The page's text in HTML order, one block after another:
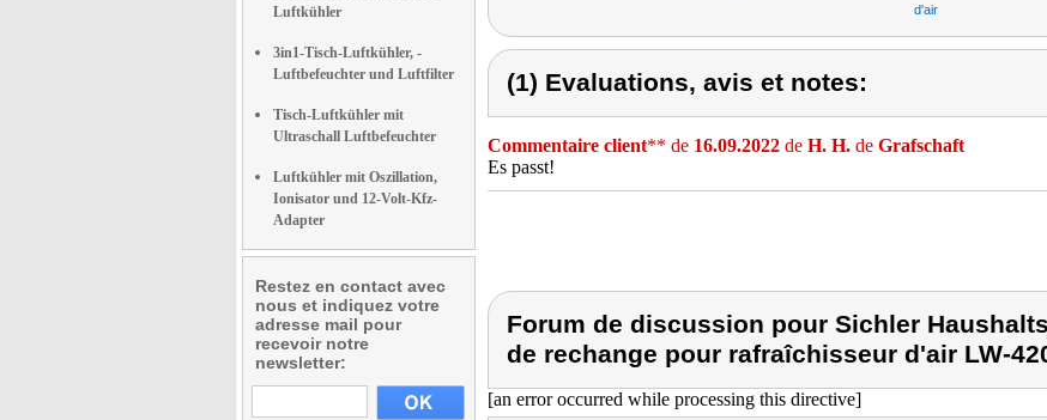
Luftkühler
3in1-Tisch-Luftkühler, -
Luftbefeuchter und Luftfilter
Tisch-Luftkühler mit
Ultraschall Luftbefeuchter
Luftkühler mit Oszillation,
Ionisator und 12-Volt-Kfz-
Adapter
Restez en contact avec
nous et indiquez votre
adresse mail pour
recevoir notre
newsletter:
d'air
(1) Evaluations, avis et notes:
Commentaire client** de 16.09.2022 de H. H. de Grafschaft
Es passt!
Forum de discussion pour Sichler
de rechange pour rafraîchisseur d'air LW-
[an error occurred while processing this directive]